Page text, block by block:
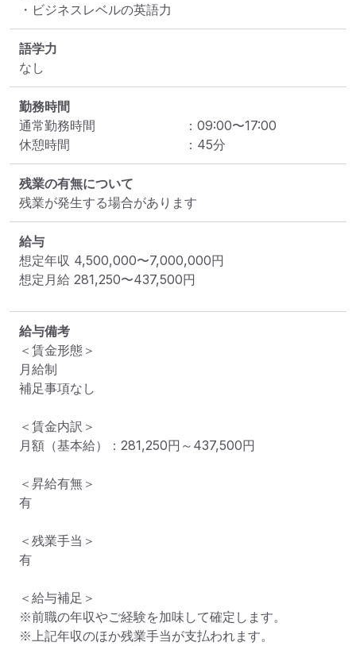
語学力
なし
勤務時間
通常勤務時間
： 09:00〜17:00
休憩時間
： 45分
残業の有無について
残業が発生する場合があります
給与
想定年収 4,500,000〜7,000,000円
想定月給 281,250〜437,500円
給与備考
＜賃金形態＞
月給制
補足事項なし
＜賃金内訳＞
月額（基本給）：281,250円～437,500円
＜昇給有無＞
有
＜残業手当＞
有
＜給与補足＞
※前職の年収やご経験を加味して確定します。
※上記年収のほか残業手当が支払われます。